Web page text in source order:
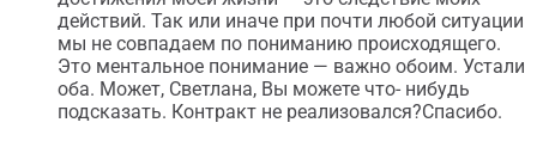
действий. Так или иначе при почти любой ситуации
мы не совпадаем по пониманию происходящего.
Это ментальное понимание — важно обоим. Устали
оба. Может, Светлана, Вы можете что- нибудь
подсказать. Контракт не реализовался?Спасибо.